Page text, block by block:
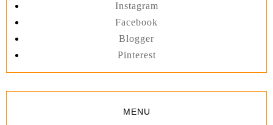
Instagram
Facebook
Blogger
Pinterest
MENU